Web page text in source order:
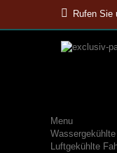
Rufen Sie
Menu
Luftgekühlte